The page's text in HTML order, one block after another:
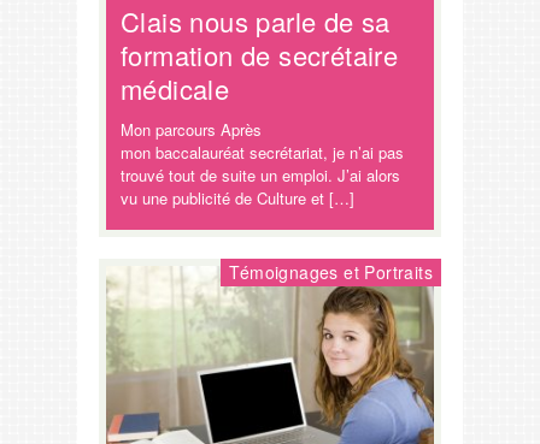
Clais nous parle de sa
formation de secrétaire
médicale
Mon parcours Après
mon baccalauréat secrétariat, je n’ai pas
trouvé tout de suite un emploi. J’ai alors
vu une publicité de Culture et […]
Témoignages et Portraits